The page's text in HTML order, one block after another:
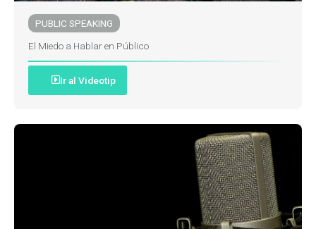
PUBLIC SPEAKING
El Miedo a Hablar en Público
Ir al Videotip